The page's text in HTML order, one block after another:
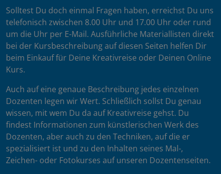
Solltest Du doch einmal Fragen haben, erreichst Du uns
telefonisch zwischen 8.00 Uhr und 17.00 Uhr oder rund
um die Uhr per E-Mail. Ausführliche Materiallisten direkt
bei der Kursbeschreibung auf diesen Seiten helfen Dir
beim Einkauf für Deine Kreativreise oder Deinen Online
Kurs.
Auch auf eine genaue Beschreibung jedes einzelnen
Dozenten legen wir Wert. Schließlich sollst Du genau
wissen, mit wem Du da auf Kreativreise gehst. Du
findest Informationen zum künstlerischen Werk des
Dozenten, aber auch zu den Techniken, auf die er
spezialisiert ist und zu den Inhalten seines Mal-,
Zeichen- oder Fotokurses auf unseren Dozentenseiten.